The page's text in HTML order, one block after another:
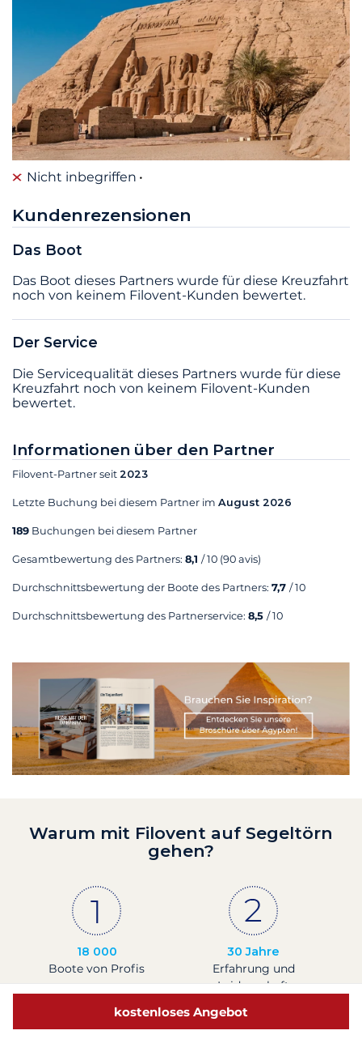
Nicht inbegriffen
Kundenrezensionen
Das Boot
Das Boot dieses Partners wurde für diese Kreuzfahrt
noch von keinem Filovent-Kunden bewertet.
Der Service
Die Servicequalität dieses Partners wurde für diese
Kreuzfahrt noch von keinem Filovent-Kunden
bewertet.
Informationen über den Partner
Filovent-Partner seit 2023
Letzte Buchung bei diesem Partner im August 2026
189 Buchungen bei diesem Partner
Gesamtbewertung des Partners: 8,1 / 10 (90 avis)
Durchschnittsbewertung der Boote des Partners: 7,7 / 10
Durchschnittsbewertung des Partnerservice: 8,5 / 10
kostenloses Angebot
Warum mit Filovent auf Segeltörn
gehen?
18 000
Boote von Profis
30 Jahre
Erfahrung und
Leidenschaft